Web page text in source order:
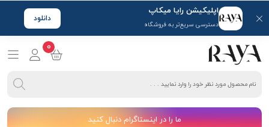
اپلیکیشن رایا میکاپ
دسترسی سریع‌تر به فروشگاه
دانلود
0
ما را در اینستاگرام دنبال کنید